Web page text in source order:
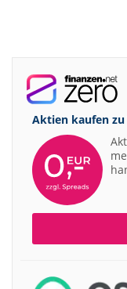
Aktien kaufen zu